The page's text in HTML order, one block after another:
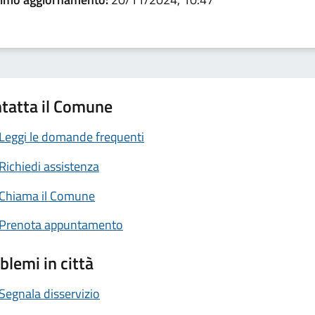
il Comune
le domande frequenti
assistenza
il Comune
appuntamento
in città
disservizio